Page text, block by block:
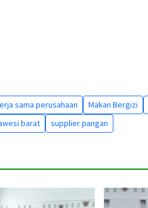
sama perusahaan Makan Bergizi
barat supplier pangan